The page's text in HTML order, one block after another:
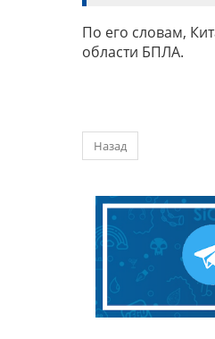
По его словам,
области БПЛА.
Назад